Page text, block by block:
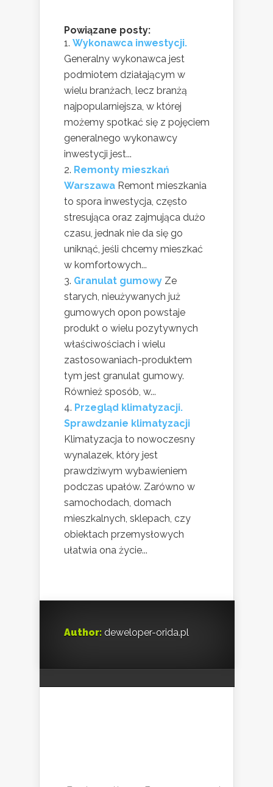
Powiązane posty:
Wykonawca inwestycji.
Generalny wykonawca jest
podmiotem działającym w
wielu branżach, lecz branżą
najpopularniejsza, w której
możemy spotkać się z pojęciem
generalnego wykonawcy
inwestycji jest...
Remonty mieszkań
Warszawa Remont mieszkania
to spora inwestycja, często
stresująca oraz zajmująca dużo
czasu, jednak nie da się go
uniknąć, jeśli chcemy mieszkać
w komfortowych...
Granulat gumowy Ze
starych, nieużywanych już
gumowych opon powstaje
produkt o wielu pozytywnych
właściwościach i wielu
zastosowaniach-produktem
tym jest granulat gumowy.
Również sposób, w...
Przegląd klimatyzacji.
Sprawdzanie klimatyzacji
Klimatyzacja to nowoczesny
wynalazek, który jest
prawdziwym wybawieniem
podczas upałów. Zarówno w
samochodach, domach
mieszkalnych, sklepach, czy
obiektach przemysłowych
ułatwia ona życie...
Author: deweloper-orida.pl